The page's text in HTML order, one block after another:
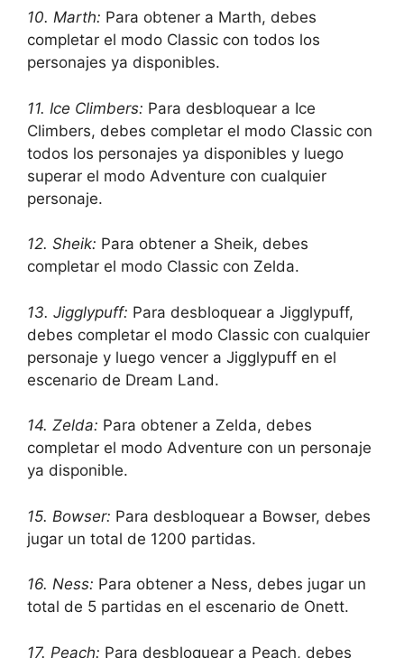
10. Marth: Para obtener a Marth, debes
completar el modo Classic con todos los
personajes ya disponibles.
11. Ice Climbers: Para desbloquear a Ice
Climbers, debes completar el modo Classic con
todos los personajes ya disponibles y luego
superar el modo Adventure con cualquier
personaje.
12. Sheik: Para obtener a Sheik, debes
completar el modo Classic con Zelda.
13. Jigglypuff: Para desbloquear a Jigglypuff,
debes completar el modo Classic con cualquier
personaje y luego vencer a Jigglypuff en el
escenario de Dream Land.
14. Zelda: Para obtener a Zelda, debes
completar el modo Adventure con un personaje
ya disponible.
15. Bowser: Para desbloquear a Bowser, debes
jugar un total de 1200 partidas.
16. Ness: Para obtener a Ness, debes jugar un
total de 5 partidas en el escenario de Onett.
17. Peach: Para desbloquear a Peach, debes